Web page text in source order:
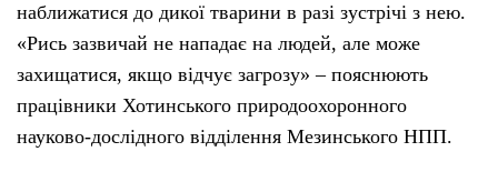
наближатися до дикої тварини в разі зустрічі з нею.
«Рись зазвичай не нападає на людей, але може
захищатися, якщо відчує загрозу» – пояснюють
працівники Хотинського природоохоронного
науково-дослідного відділення Мезинського НПП.